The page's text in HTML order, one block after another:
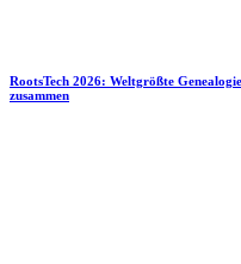
RootsTech 2026: Weltgrößte
zusammen